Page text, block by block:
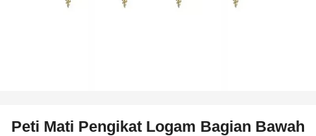
Peti Mati Pengikat Logam Bagian Bawah